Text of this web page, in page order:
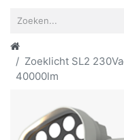
Zoeklicht SL2
40000lm